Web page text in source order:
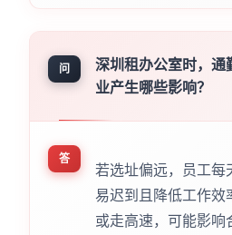
问
深圳租办公室时，通
业产生哪些影响？
答
若选址偏远，员工每
易迟到且降低工作效
或走高速，可能影响